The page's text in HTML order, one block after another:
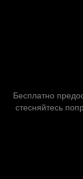
Бесплатно
стесняйтесь